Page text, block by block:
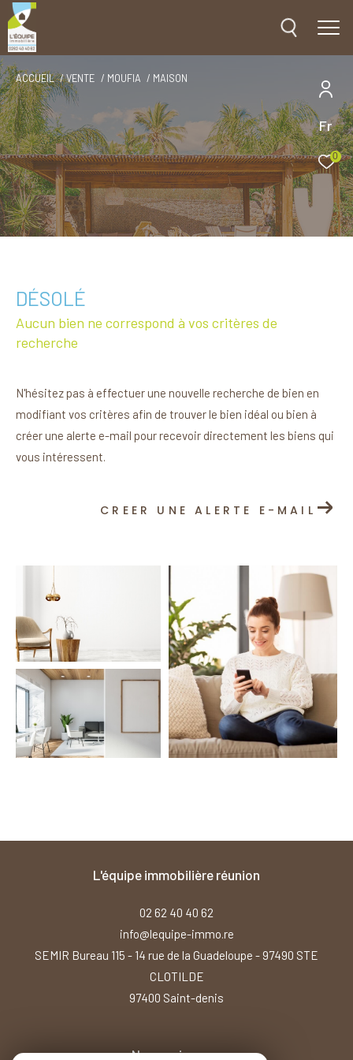
Fr
0
ACCUEIL VENTE MOUFIA MAISON
DÉSOLÉ
Aucun bien ne correspond à vos critères de
recherche
N'hésitez pas à effectuer une nouvelle recherche de bien en
modifiant vos critères afin de trouver le bien idéal ou bien à
créer une alerte e-mail pour recevoir directement les biens qui
vous intéressent.
CREER UNE ALERTE E-MAIL
l'équipe immobilière réunion
02 62 40 40 62
info@lequipe-immo.re
SEMIR Bureau 115 - 14 rue de la Guadeloupe - 97490 STE
CLOTILDE
97400
saint-denis
Nous suivre sur